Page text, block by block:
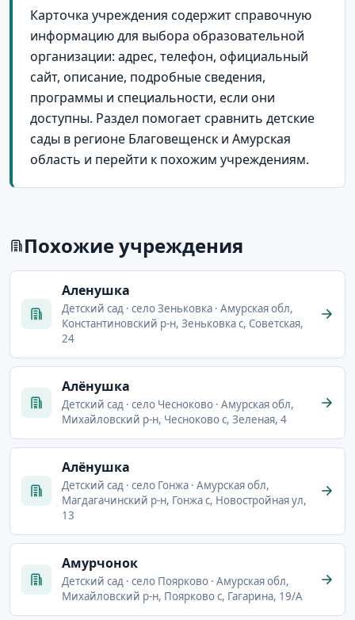
Карточка учреждения содержит справочную
информацию для выбора образовательной
организации: адрес, телефон, официальный
сайт, описание, подробные сведения,
программы и специальности, если они
доступны. Раздел помогает сравнить детские
сады в регионе Благовещенск и Амурская
область и перейти к похожим учреждениям.
Похожие учреждения
Аленушка
Детский сад · село Зеньковка · Амурская обл,
Константиновский р-н, Зеньковка с, Советская,
24
Алёнушка
Детский сад · село Чесноково · Амурская обл,
Михайловский р-н, Чесноково с, Зеленая, 4
Алёнушка
Детский сад · село Гонжа · Амурская обл,
Магдагачинский р-н, Гонжа с, Новостройная ул,
13
Амурчонок
Детский сад · село Поярково · Амурская обл,
Михайловский р-н, Поярково с, Гагарина, 19/А